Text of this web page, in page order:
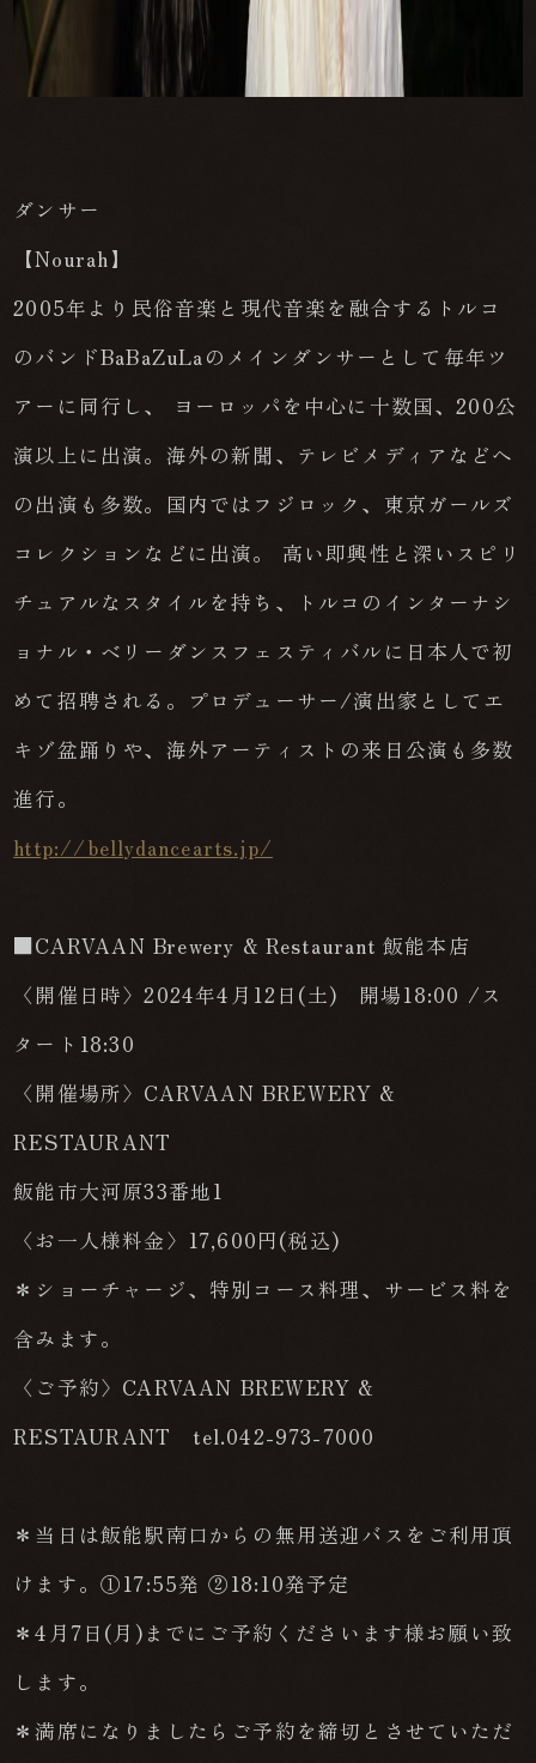
ダンサー
【Nourah】
2005年より民俗音楽と現代音楽を融合するトルコ
のバンドBaBaZuLaのメインダンサーとして毎年ツ
アーに同行し、 ヨーロッパを中心に十数国、200公
演以上に出演。海外の新聞、テレビメディアなどへ
の出演も多数。国内ではフジロック、東京ガールズ
コレクションなどに出演。 高い即興性と深いスピリ
チュアルなスタイルを持ち、トルコのインターナシ
ョナル・ベリーダンスフェスティバルに日本人で初
めて招聘される。プロデューサー/演出家としてエ
キゾ盆踊りや、海外アーティストの来日公演も多数
進行。
http://bellydancearts.jp/
■CARVAAN Brewery & Restaurant 飯能本店
〈開催日時〉2024年4月12日(土) 開場18:00 /ス
タート18:30
〈開催場所〉CARVAAN BREWERY &
RESTAURANT
飯能市大河原33番地1
〈お一人様料金〉17,600円(税込)
＊ショーチャージ、特別コース料理、サービス料を
含みます。
〈ご予約〉CARVAAN BREWERY &
RESTAURANT tel.042-973-7000
＊当日は飯能駅南口からの無用送迎バスをご利用頂
けます。①17:55発 ②18:10発予定
＊4月7日(月)までにご予約くださいます様お願い致
します。
＊満席になりましたらご予約を締切とさせていただ